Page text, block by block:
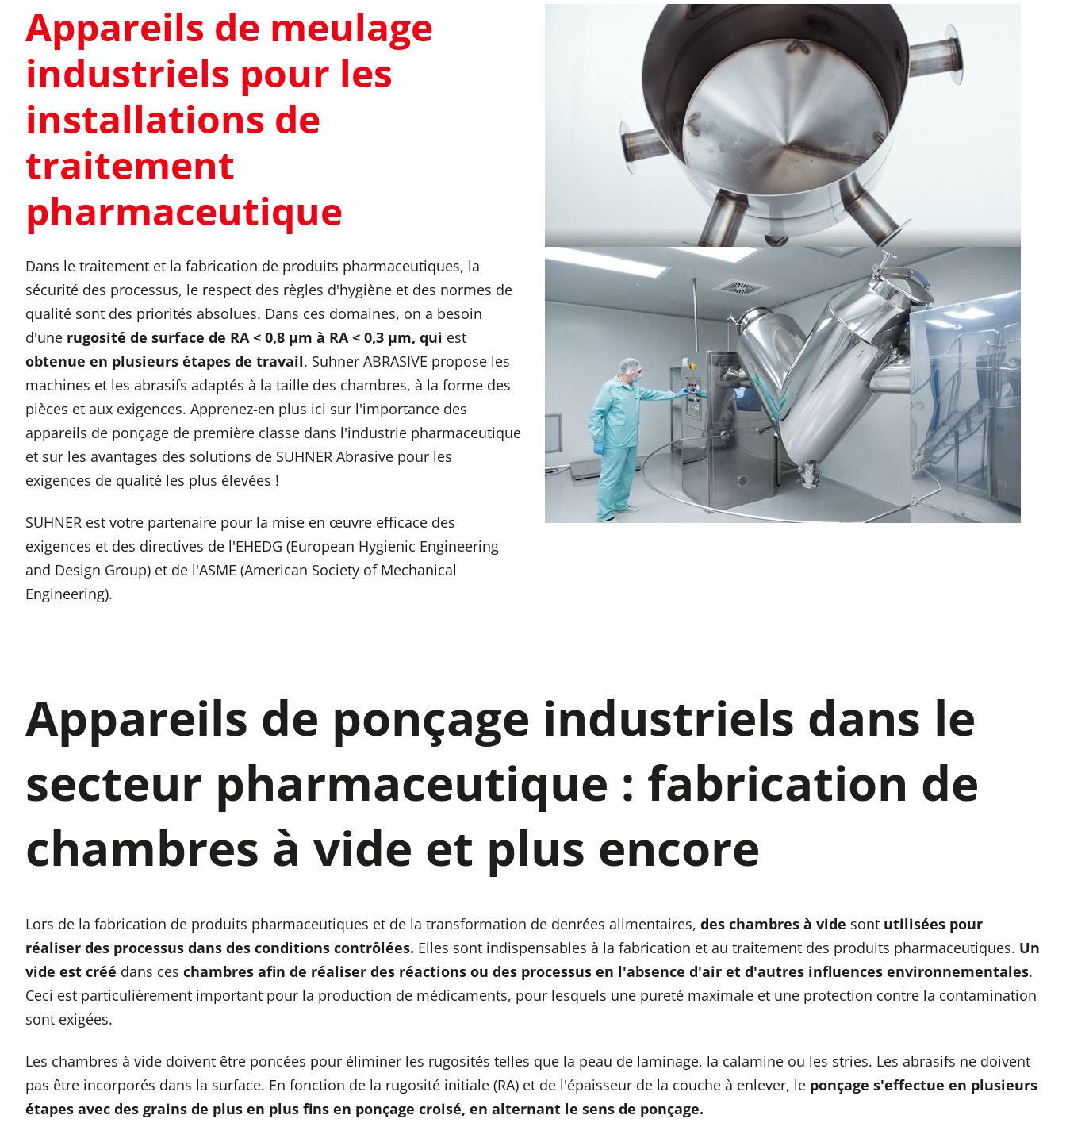
Appareils de meulage
industriels pour les
installations de
traitement
pharmaceutique
Dans le traitement et la fabrication de produits pharmaceutiques, la
sécurité des processus, le respect des règles d'hygiène et des normes de
qualité sont des priorités absolues. Dans ces domaines, on a besoin
d'une rugosité de surface de RA < 0,8 µm à RA < 0,3 µm, qui est
obtenue en plusieurs étapes de travail. Suhner ABRASIVE propose les
machines et les abrasifs adaptés à la taille des chambres, à la forme des
pièces et aux exigences. Apprenez-en plus ici sur l'importance des
appareils de ponçage de première classe dans l'industrie pharmaceutique
et sur les avantages des solutions de SUHNER Abrasive pour les
exigences de qualité les plus élevées !
SUHNER est votre partenaire pour la mise en œuvre efficace des
exigences et des directives de l'EHEDG (European Hygienic Engineering
and Design Group) et de l'ASME (American Society of Mechanical
Engineering).
Appareils de ponçage industriels dans le
secteur pharmaceutique : fabrication de
chambres à vide et plus encore
Lors de la fabrication de produits pharmaceutiques et de la transformation de denrées alimentaires, des chambres à vide sont utilisées pour
réaliser des processus dans des conditions contrôlées. Elles sont indispensables à la fabrication et au traitement des produits pharmaceutiques. Un
vide est créé dans ces chambres afin de réaliser des réactions ou des processus en l'absence d'air et d'autres influences environnementales.
Ceci est particulièrement important pour la production de médicaments, pour lesquels une pureté maximale et une protection contre la contamination
sont exigées.
Les chambres à vide doivent être poncées pour éliminer les rugosités telles que la peau de laminage, la calamine ou les stries. Les abrasifs ne doivent
pas être incorporés dans la surface. En fonction de la rugosité initiale (RA) et de l'épaisseur de la couche à enlever, le ponçage s'effectue en plusieurs
étapes avec des grains de plus en plus fins en ponçage croisé, en alternant le sens de ponçage.